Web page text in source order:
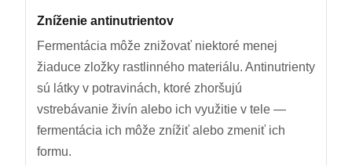
Zníženie antinutrientov
Fermentácia môže znižovať niektoré menej
žiaduce zložky rastlinného materiálu. Antinutrienty
sú látky v potravinách, ktoré zhoršujú
vstrebávanie živín alebo ich využitie v tele —
fermentácia ich môže znížiť alebo zmeniť ich
formu.